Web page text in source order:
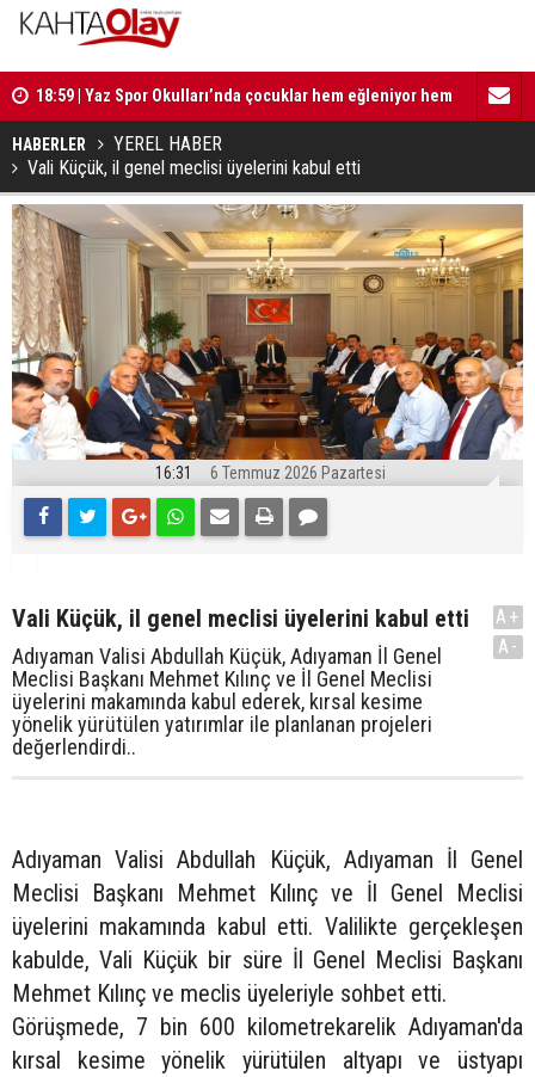
18:59 | Yaz Spor Okulları’nda çocuklar hem eğleniyor hem
de eğitim alıyor
17:35 |
HABERLER
YEREL HABER
Vali Küçük, il genel meclisi üyelerini kabul etti
16:31 6 Temmuz 2026 Pazartesi
Vali Küçük, il genel meclisi üyelerini kabul etti
Adıyaman Valisi Abdullah Küçük, Adıyaman İl Genel
Meclisi Başkanı Mehmet Kılınç ve İl Genel Meclisi
üyelerini makamında kabul ederek, kırsal kesime
yönelik yürütülen yatırımlar ile planlanan projeleri
değerlendirdi..
A+
A-
Adıyaman Valisi Abdullah Küçük, Adıyaman İl Genel
Meclisi Başkanı Mehmet Kılınç ve İl Genel Meclisi
üyelerini makamında kabul etti. Valilikte gerçekleşen
kabulde, Vali Küçük bir süre İl Genel Meclisi Başkanı
Mehmet Kılınç ve meclis üyeleriyle sohbet etti.
Görüşmede, 7 bin 600 kilometrekarelik Adıyaman'da
kırsal kesime yönelik yürütülen altyapı ve üstyapı